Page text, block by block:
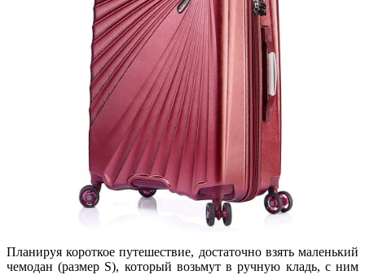
Планируя короткое путешествие, достаточно взять маленький
чемодан (размер S), который возьмут в ручную кладь, с ним